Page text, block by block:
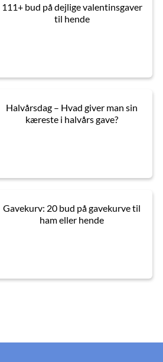
111+ bud på dejlige valentinsgaver
til hende
Halvårsdag – Hvad giver man sin
kæreste i halvårs gave?
Gavekurv: 20 bud på gavekurve til
ham eller hende